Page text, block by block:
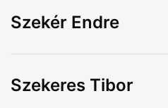
Szekér Endre
Szekeres Tibor